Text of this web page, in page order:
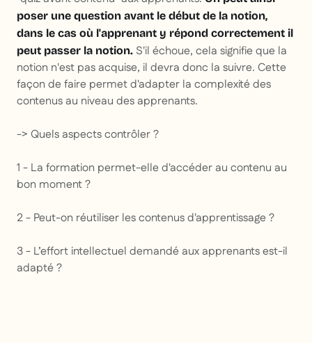
poser une question avant le début de la notion,
dans le cas où l'apprenant y répond correctement il
peut passer la notion. S'il échoue, cela signifie que la
notion n'est pas acquise, il devra donc la suivre. Cette
façon de faire permet d'adapter la complexité des
contenus au niveau des apprenants.
-> Quels aspects contrôler ?
1 - La formation permet-elle d'accéder au contenu au
bon moment ?
2 - Peut-on réutiliser les contenus d'apprentissage ?
3 - L’effort intellectuel demandé aux apprenants est-il
adapté ?